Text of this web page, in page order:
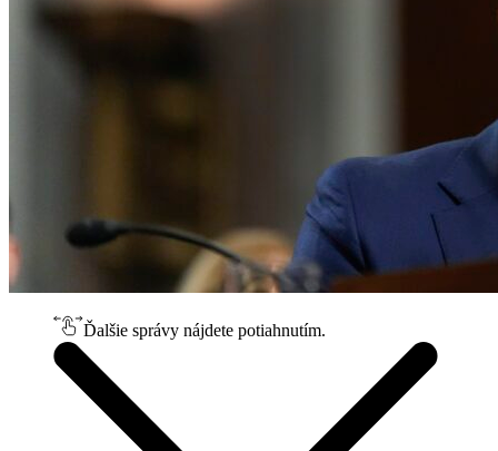
Ďalšie správy nájdete potiahnutím.